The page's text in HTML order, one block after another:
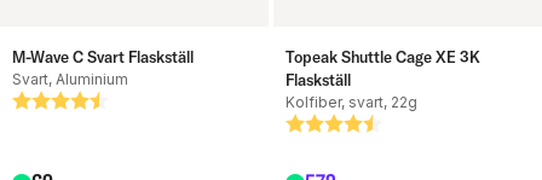
M-Wave C Svart Flaskställ
Svart, Aluminium
Betyg:
4.2 utav 5 stjärnor
Topeak Shuttle Cage XE 3K
Flaskställ
Kolfiber, svart, 22g
Betyg:
4.5 utav 5 stjärnor